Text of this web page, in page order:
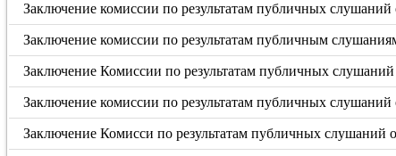
Заключение комиссии по результатам публичных
Заключение комиссии по результатам публичным
Заключение Комиссии по результатам публичных
Заключение комиссии по результатам публичных слушаний
Заключение Комисси по результатам публичных слушаний